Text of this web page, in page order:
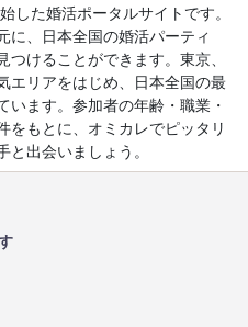
した婚活ポータルサイトです。
に、日本全国の婚活パーティ
けることができます。東京、
エリアをはじめ、日本全国の最
います。参加者の年齢・職業・
をもとに、オミカレでピッタリ
出会いましょう。